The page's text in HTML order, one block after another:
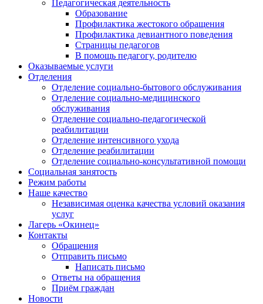
Педагогическая деятельность
Образование
Профилактика жестокого обращения
Профилактика девиантного поведения
Страницы педагогов
В помощь педагогу, родителю
Оказываемые услуги
Отделения
Отделение социально-бытового обслуживания
Отделение социально-медицинского
обслуживания
Отделение социально-педагогической
реабилитации
Отделение интенсивного ухода
Отделение реабилитации
Отделение социально-консультативной помощи
Социальная занятость
Режим работы
Наше качество
Независимая оценка качества условий оказания
услуг
Лагерь «Окинец»
Контакты
Обращения
Отправить письмо
Написать письмо
Ответы на обращения
Приём граждан
Новости